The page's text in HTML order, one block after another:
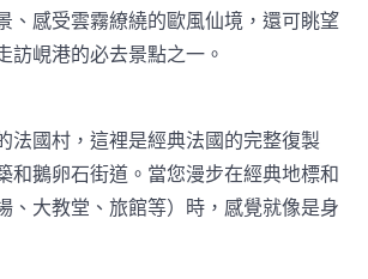
、感受雲霧繚繞的歐風仙境，還可眺望
訪峴港的必去景點之一。
法國村，這裡是經典法國的完整復製
和鵝卵石街道。當您漫步在經典地標和
、大教堂、旅館等）時，感覺就像是身